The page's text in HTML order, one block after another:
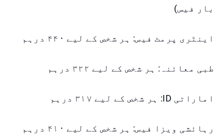
بار فیس)
اینٹری پرمٹ فیس: ہر شخص کے لیے ۴۴۰ درہم
طبی معائنہ: ہر شخص کے لیے ۳۲۲ درہم
اماراتی ID: ہر شخص کے لیے ۳۱۷ درہم
رہائشی ویزا فیس: ہر شخص کے لیے ۴۱۰ درہم